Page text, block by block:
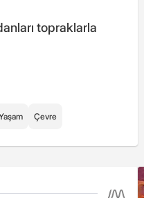
topraklarla
Çevre